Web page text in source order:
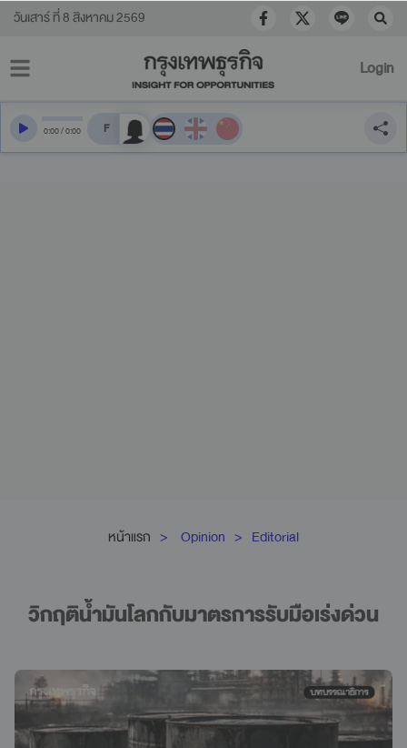
วันเสาร์ ที่ 8 สิงหาคม 2569
Login
หน้าแรก Opinion Editorial
วิกฤติน้ำมันโลกกับมาตรการรับมือเร่งด่วน
0:00/0:00 สลับเสียงอ่าน